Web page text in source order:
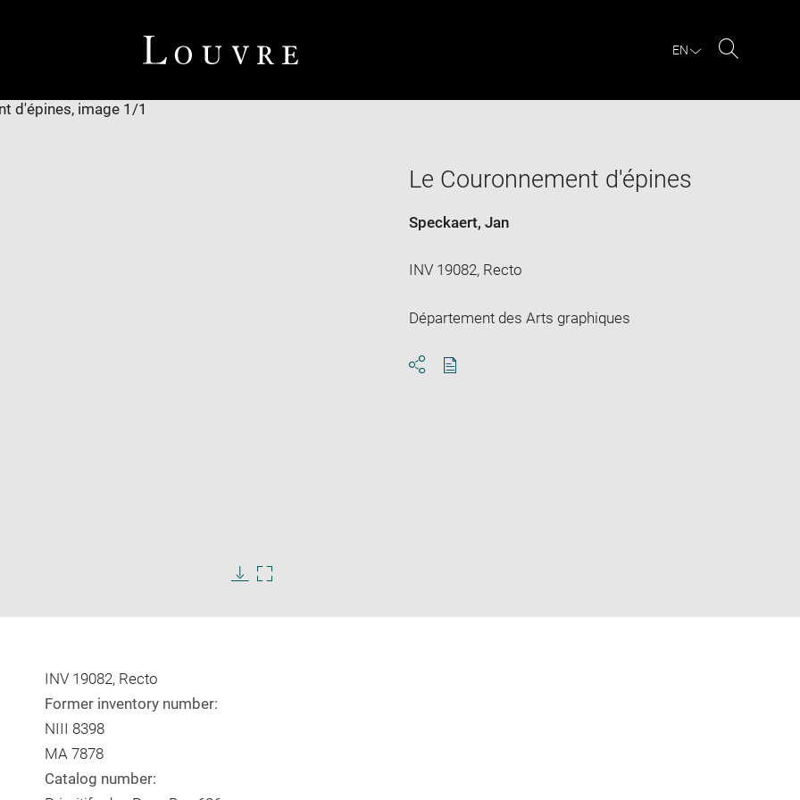
EN
Le Couronnement d'épines
Speckaert, Jan
INV 19082, Recto
Département des Arts graphiques
INV 19082, Recto
Former inventory number:
NIII 8398
MA 7878
Catalog number: